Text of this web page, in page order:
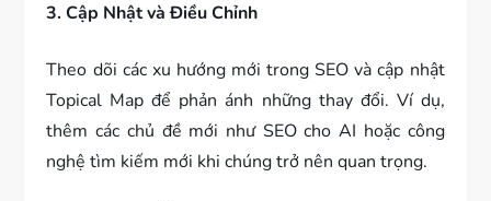
3. Cập Nhật và Điều Chỉnh
Theo dõi các xu hướng mới trong SEO và cập nhật
Topical Map để phản ánh những thay đổi. Ví dụ,
thêm các chủ đề mới như SEO cho AI hoặc công
nghệ tìm kiếm mới khi chúng trở nên quan trọng.